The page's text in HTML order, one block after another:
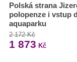
Polská strana
polopenze i vstup
aquaparku
2 172 Kč
1 873 Kč